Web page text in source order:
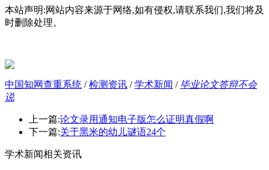
本站声明:网站内容来源于网络,如有侵权,请联系我们,我们将及
时删除处理。
中国知网查重系统 /检测资讯 /学术新闻 / 毕业论文答辩不会
说
上一篇:论文录用通知电子版怎么证明真假啊
下一篇:关于黑米的幼儿谜语24个
学术新闻相关资讯